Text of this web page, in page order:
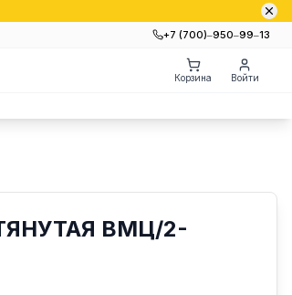
+7 (700)‒950‒99‒13
Корзина Войти
ВМЦ/2-